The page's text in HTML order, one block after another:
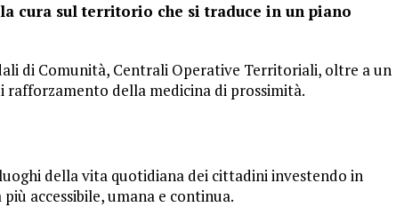
cura sul territorio che si traduce in un piano
di Comunità, Centrali Operative Territoriali, oltre a un
rafforzamento della medicina di prossimità.
della vita quotidiana dei cittadini investendo in
accessibile, umana e continua.